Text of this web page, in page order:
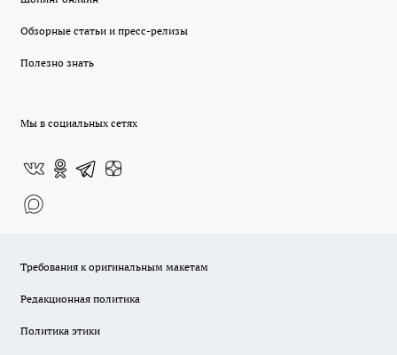
Обзорные статьи и пресс-релизы
Полезно знать
Мы в социальных сетях
Требования к оригинальным макетам
Редакционная политика
Политика этики